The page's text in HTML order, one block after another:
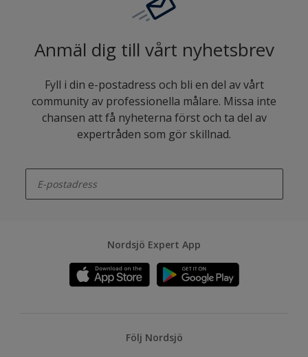
Anmäl dig till vårt nyhetsbrev
Fyll i din e-postadress och bli en del av vårt
community av professionella målare. Missa inte
chansen att få nyheterna först och ta del av
expertråden som gör skillnad.
Nordsjö Expert App
Följ Nordsjö